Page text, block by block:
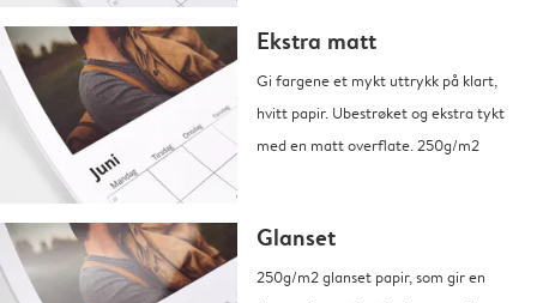
Ekstra matt
Gi fargene et mykt uttrykk på klart,
hvitt papir. Ubestrøket og ekstra tykt
med en matt overflate. 250g/m2
Glanset
250g/m2 glanset papir, som gir en